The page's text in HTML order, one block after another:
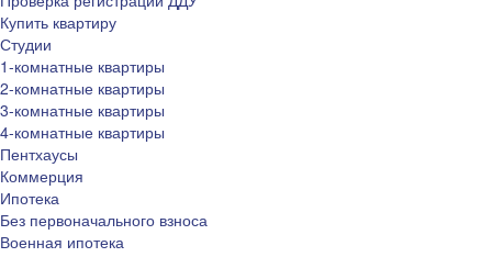
Купить квартиру
Студии
1-комнатные квартиры
2-комнатные квартиры
3-комнатные квартиры
4-комнатные квартиры
Пентхаусы
Коммерция
Ипотека
Без первоначального взноса
Военная ипотека